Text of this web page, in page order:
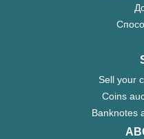
Sell your
Coins
Banknotes